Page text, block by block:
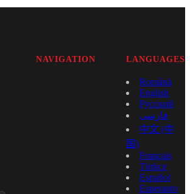
NAVIGATION LANGUAGES
Română
English
Русский
فارسی
中文 (中
国)
Français
Türkçe
Español
Esperanto